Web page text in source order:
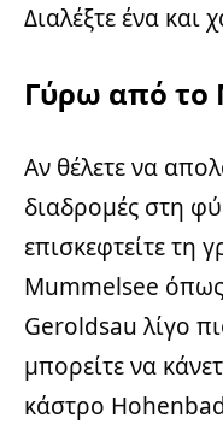
Διαλέξτε ένα και
Γύρω από
Αν θέλετε να
διαδρομές στη
επισκεφτείτε τη
Mummelsee
Geroldsau λίγο
μπορείτε να
κάστρο